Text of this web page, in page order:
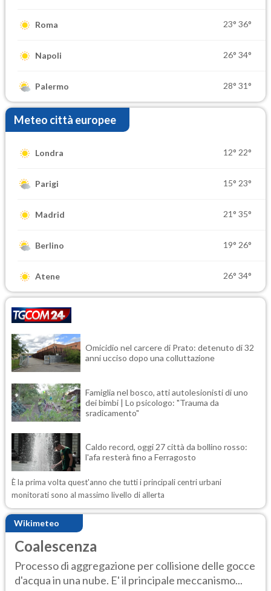
Roma 23° 36°
Napoli 26° 34°
Palermo 28° 31°
Meteo città europee
Londra 12° 22°
Parigi 15° 23°
Madrid 21° 35°
Berlino 19° 26°
Atene 26° 34°
Omicidio nel carcere di Prato: detenuto di 32
anni ucciso dopo una colluttazione
Famiglia nel bosco, atti autolesionisti di uno
dei bimbi | Lo psicologo: "Trauma da
sradicamento"
Caldo record, oggi 27 città da bollino rosso:
l'afa resterà fino a Ferragosto
È la prima volta quest'anno che tutti i principali centri urbani
monitorati sono al massimo livello di allerta
Wikimeteo
Coalescenza
Processo di aggregazione per collisione delle gocce
d'acqua in una nube. E' il principale meccanismo...